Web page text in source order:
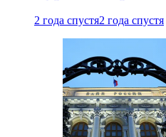
2 года спустя2 года спустя